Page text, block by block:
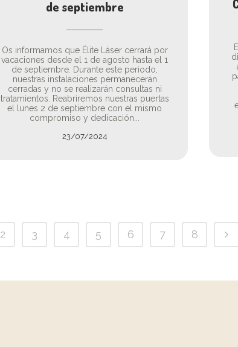
de septiembre
Os informamos que Élite Láser cerrará por
vacaciones desde el 1 de agosto hasta el 1
de septiembre. Durante este periodo,
nuestras instalaciones permanecerán
cerradas y no se realizarán consultas ni
tratamientos. Reabriremos nuestras puertas
el lunes 2 de septiembre con el mismo
compromiso y dedicación...
23/07/2024
2 3 4 5 6 7 8